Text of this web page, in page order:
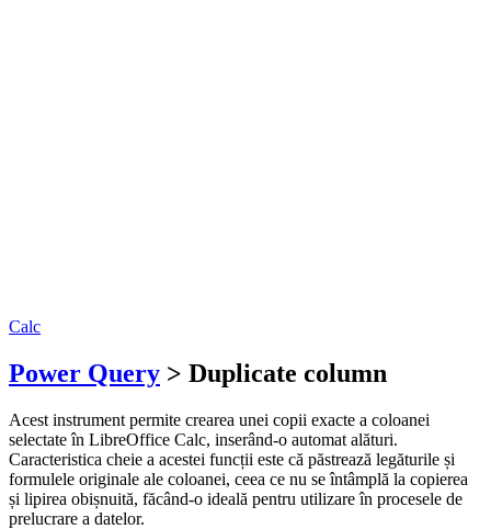
Calc
Power Query > Duplicate column
Acest instrument permite crearea unei copii exacte a coloanei
selectate în LibreOffice Calc, inserând-o automat alături.
Caracteristica cheie a acestei funcții este că păstrează legăturile și
formulele originale ale coloanei, ceea ce nu se întâmplă la copierea
și lipirea obișnuită, făcând-o ideală pentru utilizare în procesele de
prelucrare a datelor.